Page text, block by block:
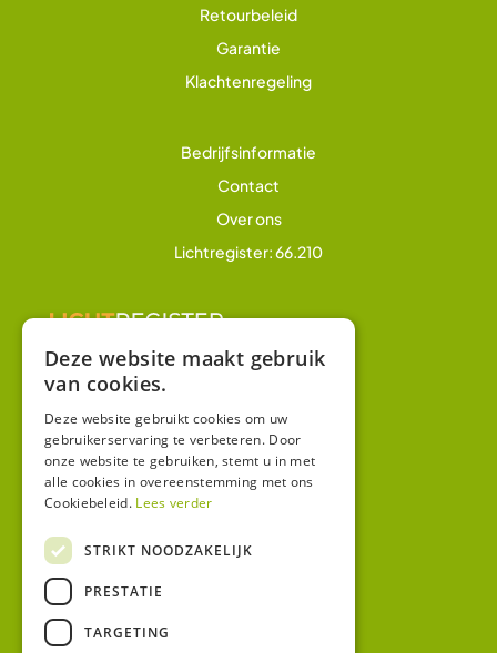
Retourbeleid
Garantie
Klachtenregeling
Bedrijfsinformatie
Contact
Over ons
Lichtregister: 66.210
Winkel
Mijn account
Algemene voorwaarden
Deze website maakt gebruik
van cookies.
Deze website gebruikt cookies om uw
gebruikerservaring te verbeteren. Door
onze website te gebruiken, stemt u in met
alle cookies in overeenstemming met ons
Cookiebeleid. Lees verder
STRIKT NOODZAKELIJK
PRESTATIE
TARGETING